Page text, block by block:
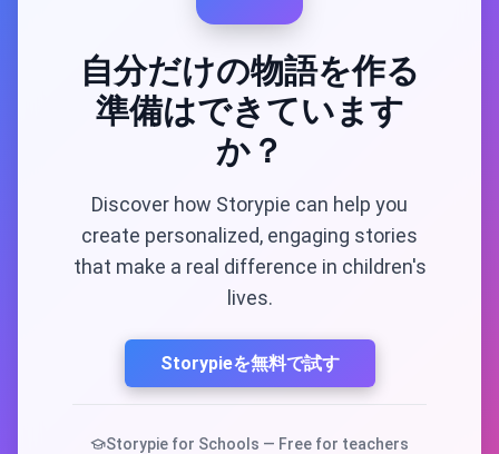
自分だけの物語を作る
準備はできています
か？
Discover how Storypie can help you
create personalized, engaging stories
that make a real difference in children's
lives.
Storypieを無料で試す
Storypie for Schools — Free for teachers